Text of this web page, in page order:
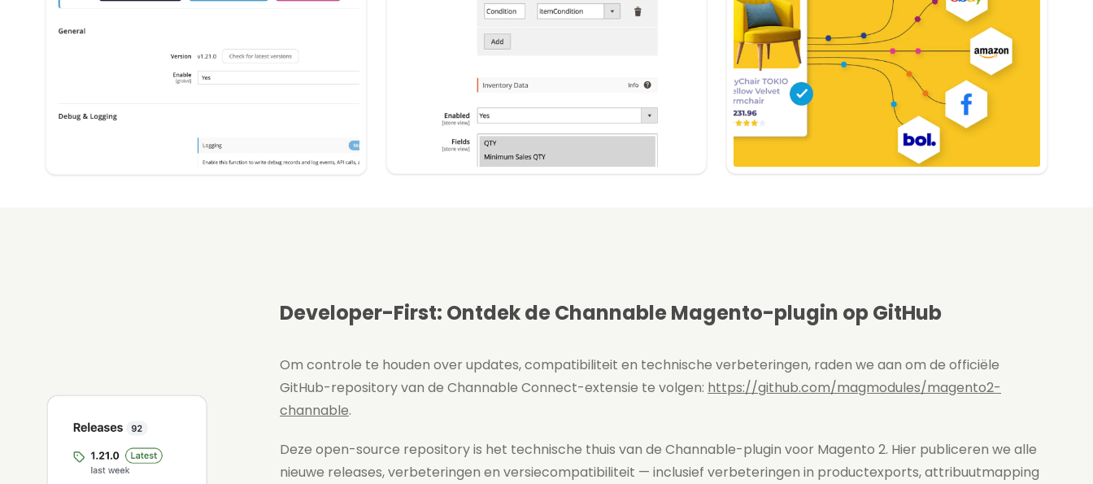
Developer-First: Ontdek de Channable Magento-plugin op GitHub
Om controle te houden over updates, compatibiliteit en technische verbeteringen, raden we aan om de officiële
GitHub-repository van de Channable Connect-extensie te volgen: https://github.com/magmodules/magento2-
channable.
Deze open-source repository is het technische thuis van de Channable-plugin voor Magento 2. Hier publiceren we alle
nieuwe releases, verbeteringen en versiecompatibiliteit — inclusief verbeteringen in productexports, attribuutmapping